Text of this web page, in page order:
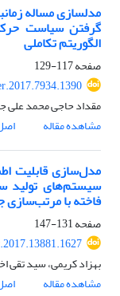
مدلسازی مساله
گرفتن سیاست
الگوریتم تکاملی
صفحه117-129
مقداد حاجی محمد علی
مشاهده مقاله
مدل‌سازی قابلیت
سیستم‌های تولید
فاخته با مرتب‌سازی
صفحه131-147
بهزاد کریمی، سید تقی
مشاهده مقاله